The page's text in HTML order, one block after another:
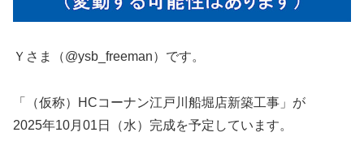
Ｙさま（@ysb_freeman）です。
「（仮称）HCコーナン江戸川船堀店新築工事」が
2025年10月01日（水）完成を予定しています。